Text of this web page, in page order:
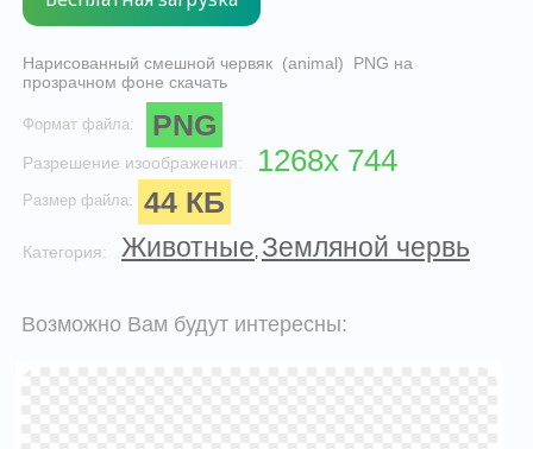
Нарисованный смешной червяк (animal) PNG на
прозрачном фоне скачать
Формат файла: PNG
Разрешение изоображения: 1268x 744
Размер файла: 44 КБ
Категория: Животные Земляной червь
Возможно Вам будут интересны: